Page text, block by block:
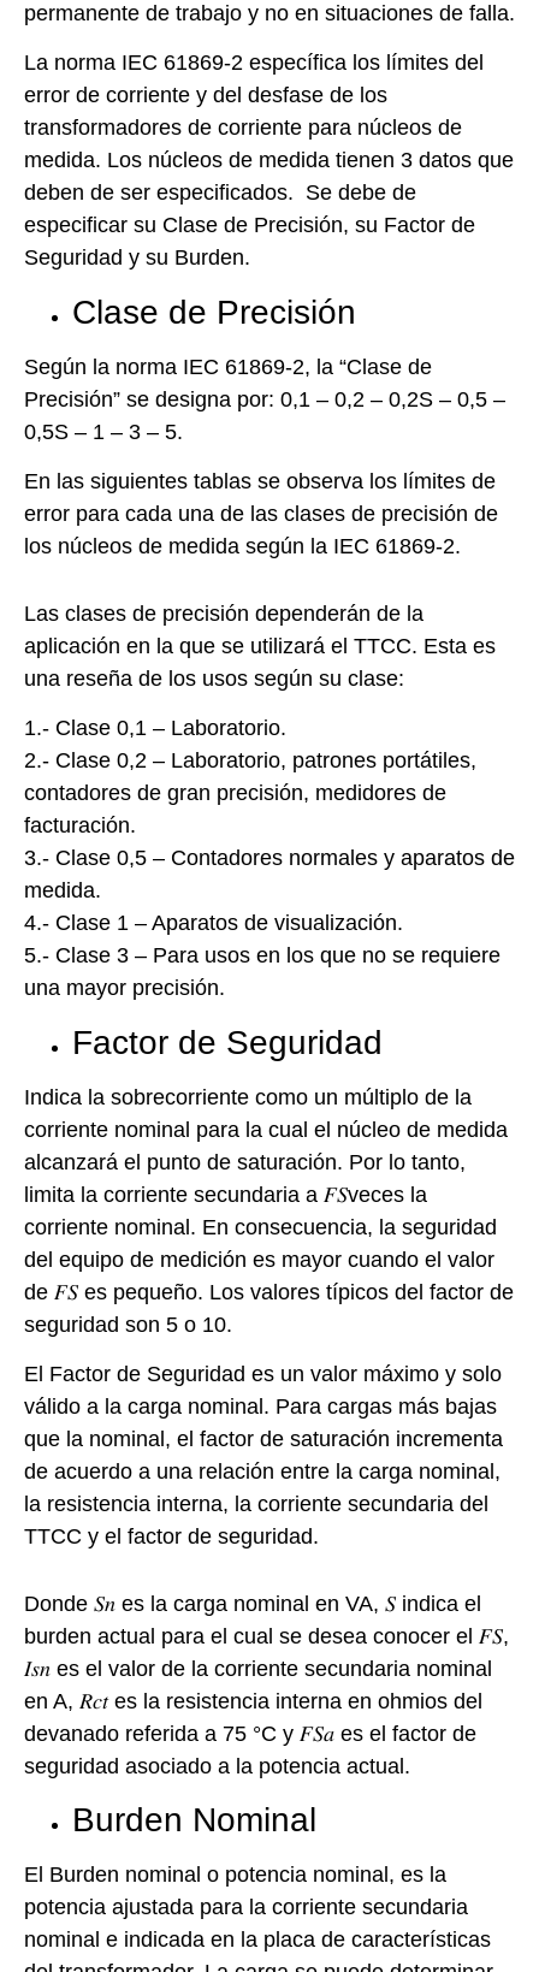
permanente de trabajo y no en situaciones de falla.
La norma IEC 61869-2 específica los límites del
error de corriente y del desfase de los
transformadores de corriente para núcleos de
medida. Los núcleos de medida tienen 3 datos que
deben de ser especificados. Se debe de
especificar su Clase de Precisión, su Factor de
Seguridad y su Burden.
Clase de Precisión
Según la norma IEC 61869-2, la “Clase de
Precisión” se designa por: 0,1 – 0,2 – 0,2S – 0,5 –
0,5S – 1 – 3 – 5.
En las siguientes tablas se observa los límites de
error para cada una de las clases de precisión de
los núcleos de medida según la IEC 61869-2.
Las clases de precisión dependerán de la
aplicación en la que se utilizará el TTCC. Esta es
una reseña de los usos según su clase:
1.- Clase 0,1 – Laboratorio.
2.- Clase 0,2 – Laboratorio, patrones portátiles,
contadores de gran precisión, medidores de
facturación.
3.- Clase 0,5 – Contadores normales y aparatos de
medida.
4.- Clase 1 – Aparatos de visualización.
5.- Clase 3 – Para usos en los que no se requiere
una mayor precisión.
Factor de Seguridad
Indica la sobrecorriente como un múltiplo de la
corriente nominal para la cual el núcleo de medida
alcanzará el punto de saturación. Por lo tanto,
limita la corriente secundaria a 𝐹𝑆veces la
corriente nominal. En consecuencia, la seguridad
del equipo de medición es mayor cuando el valor
de 𝐹𝑆 es pequeño. Los valores típicos del factor de
seguridad son 5 o 10.
El Factor de Seguridad es un valor máximo y solo
válido a la carga nominal. Para cargas más bajas
que la nominal, el factor de saturación incrementa
de acuerdo a una relación entre la carga nominal,
la resistencia interna, la corriente secundaria del
TTCC y el factor de seguridad.
Donde 𝑆𝑛 es la carga nominal en VA, 𝑆 indica el
burden actual para el cual se desea conocer el 𝐹𝑆,
𝐼𝑠𝑛 es el valor de la corriente secundaria nominal
en A, 𝑅𝑐𝑡 es la resistencia interna en ohmios del
devanado referida a 75 °C y 𝐹𝑆𝑎 es el factor de
seguridad asociado a la potencia actual.
Burden Nominal
El Burden nominal o potencia nominal, es la
potencia ajustada para la corriente secundaria
nominal e indicada en la placa de características